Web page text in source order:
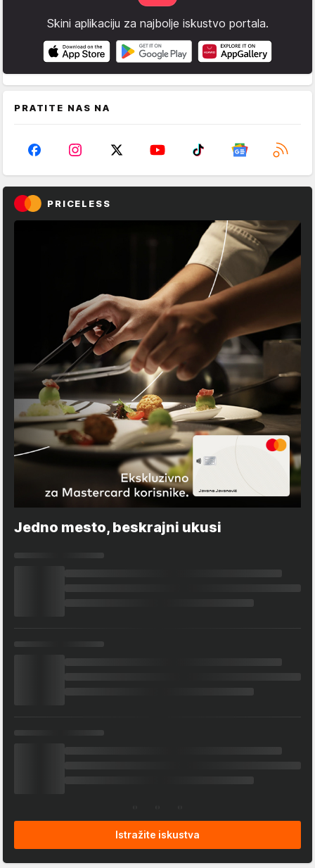
Skini aplikaciju za najbolje iskustvo portala.
PRATITE NAS NA
PRICELESS
Jedno mesto, beskrajni ukusi
Istražite iskustva